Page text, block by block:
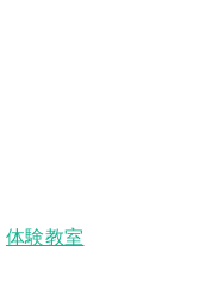
体験教室